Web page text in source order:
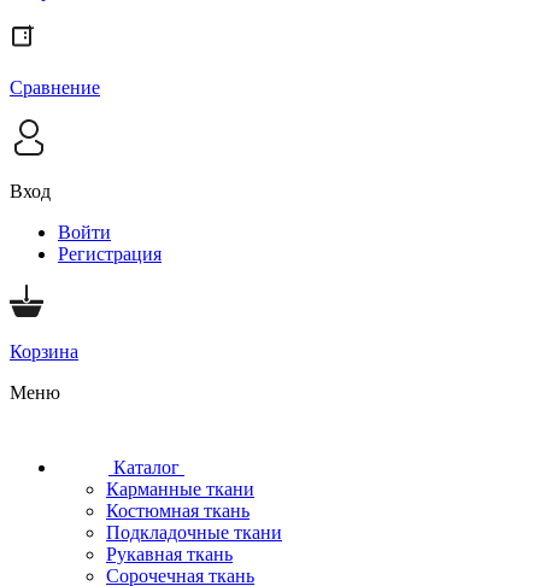
Сравнение
Вход
Войти
Регистрация
Корзина
Меню
Каталог
Карманные ткани
Костюмная ткань
Подкладочные ткани
Рукавная ткань
Сорочечная ткань